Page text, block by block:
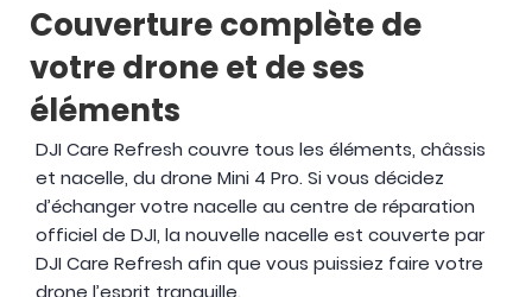
Couverture complète de
votre drone et de ses
éléments
DJI Care Refresh couvre tous les éléments, châssis
et nacelle, du drone Mini 4 Pro. Si vous décidez
d’échanger votre nacelle au centre de réparation
officiel de DJI, la nouvelle nacelle est couverte par
DJI Care Refresh afin que vous puissiez faire votre
drone l’esprit tranquille.